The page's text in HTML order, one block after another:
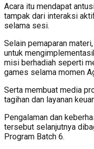
Acara itu mendapat
tampak dari interaksi
selama sesi.
Selain pemaparan
untuk
misi berhadiah seperti
games selama momen
Serta membuat media
tagihan dan layanan
Pengalaman dan
tersebut selanjutnya
Program Batch 6.